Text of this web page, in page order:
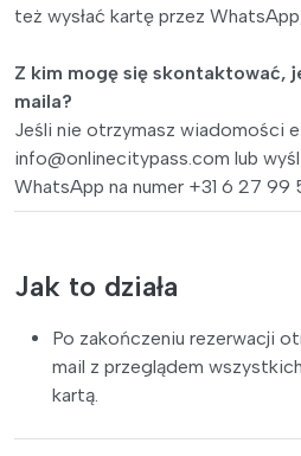
też wysłać kartę przez
Z kim mogę się skontaktować,
maila?
Jeśli nie otrzymasz wiadomości
info@onlinecitypass.com lub
WhatsApp na numer +31 6 27 99
Jak to działa
Po zakończeniu rezerwacji
mail z przeglądem
kartą.